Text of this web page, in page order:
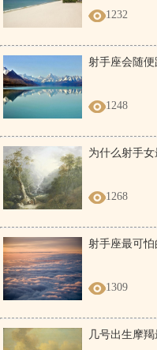
1232
射手座会随
1248
为什么射手女
1268
射手座最可怕
1309
几号出生摩